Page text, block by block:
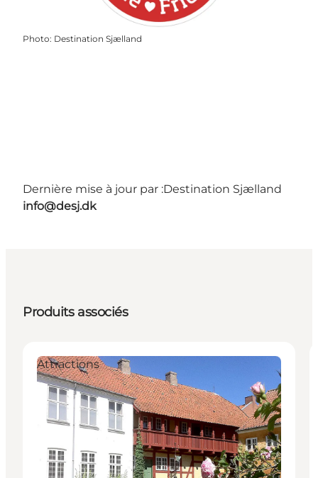
Photo: Destination Sjælland
Dernière mise à jour par :Destination Sjælland
info@desj.dk
Produits associés
Attractions